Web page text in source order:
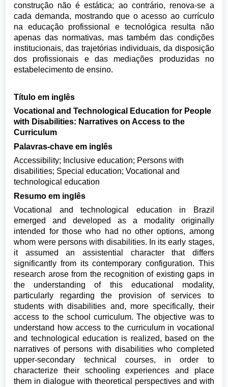
construção não é estática; ao contrário, renova-se a
cada demanda, mostrando que o acesso ao currículo
na educação profissional e tecnológica resulta não
apenas das normativas, mas também das condições
institucionais, das trajetórias individuais, da disposição
dos profissionais e das mediações produzidas no
estabelecimento de ensino.
Título em inglês
Vocational and Technological Education for People
with Disabilities: Narratives on Access to the
Curriculum
Palavras-chave em inglês
Accessibility; Inclusive education; Persons with
disabilities; Special education; Vocational and
technological education
Resumo em inglês
Vocational and technological education in Brazil
emerged and developed as a modality originally
intended for those who had no other options, among
whom were persons with disabilities. In its early stages,
it assumed an assistential character that differs
significantly from its contemporary configuration. This
research arose from the recognition of existing gaps in
the understanding of this educational modality,
particularly regarding the provision of services to
students with disabilities and, more specifically, their
access to the school curriculum. The objective was to
understand how access to the curriculum in vocational
and technological education is realized, based on the
narratives of persons with disabilities who completed
upper-secondary technical courses, in order to
characterize their schooling experiences and place
them in dialogue with theoretical perspectives and with